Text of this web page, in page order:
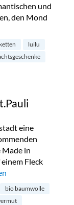
und
den Mond
in Hamburg-
ketten
luilu
eine
Made in
Fleck
Messe in
bio baumwolle